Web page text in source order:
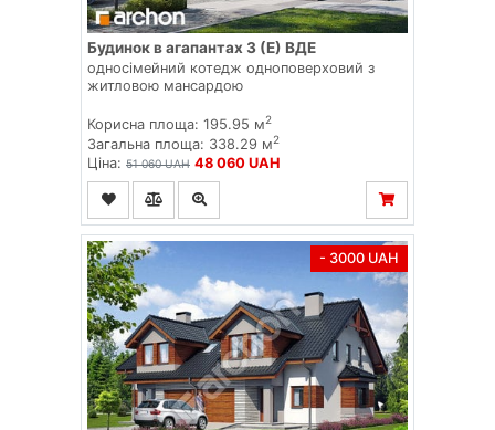
Будинок в агапантах 3 (E) ВДЕ
односімейний котедж одноповерховий з
житловою мансардою
Корисна площа: 195.95 м2
Загальна площа: 338.29 м2
Ціна: 51 060 UAH 48 060 UAH
- 3000 UAH